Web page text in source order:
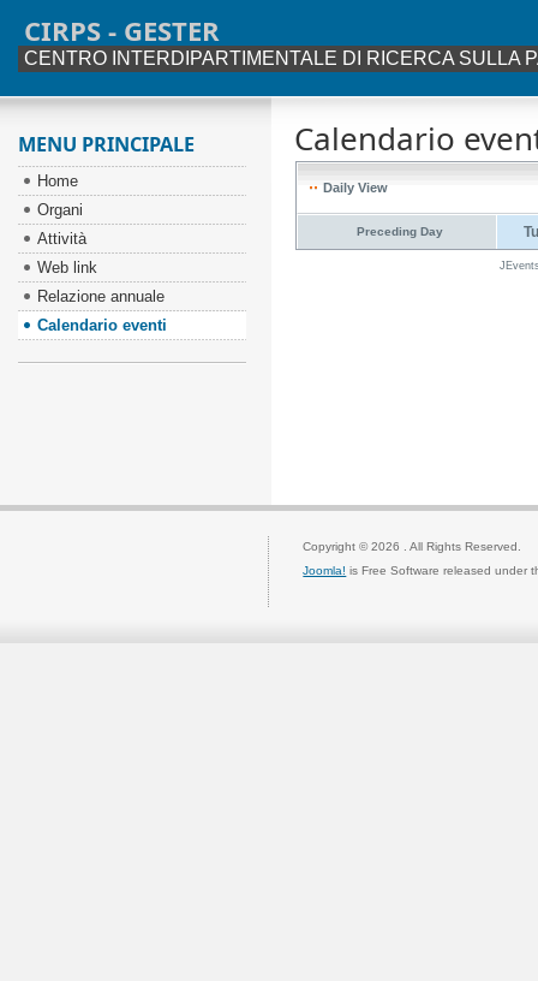
CIRPS - GESTER
CENTRO INTERDIPARTIMENTALE DI RICERCA SULLA
Calendario
Daily View
Preceding Day
MENU PRINCIPALE
Home
Organi
Attività
Web link
Relazione annuale
Calendario eventi
Copyright © 2026 . All Rights Reserved.
Joomla! is Free Software released under